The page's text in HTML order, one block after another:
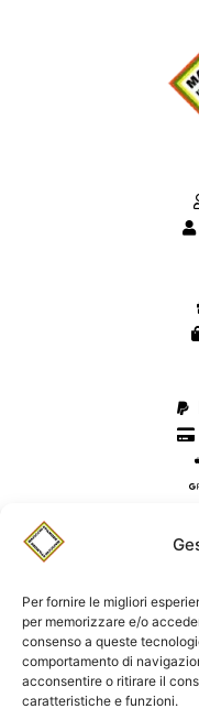
Per fornire le migliori
per memorizzare e/o
consenso a queste
comportamento di
acconsentire o ritirare il
caratteristiche e funzioni.
© Stilmode